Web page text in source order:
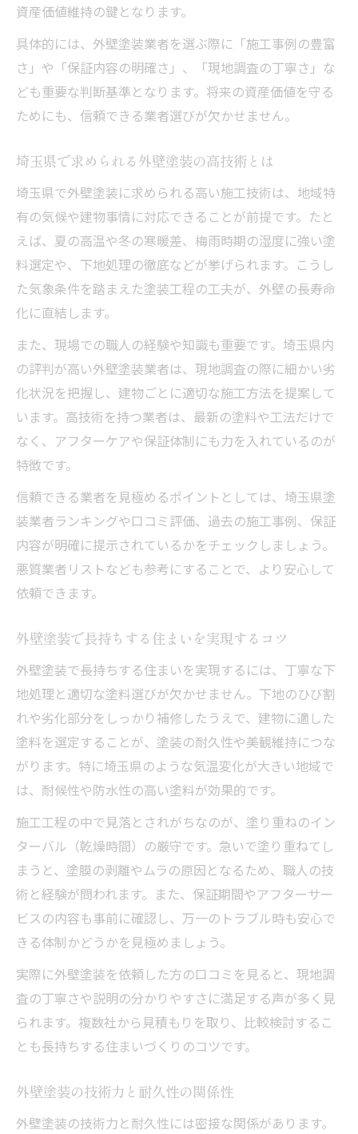
外壁塗装で失敗しないための基準解説
外壁塗装の質を見極めるチェックポイント
施工技術が高い外壁塗装業者の見分け方
アフターケア重視の外壁塗装業者を選ぶ理
由
高い技術が安心へ導く外壁塗装の真実
外壁塗装の高い施工技術がもたらす安心
技術力が信頼につながる外壁塗装の実態
埼玉県で評価される外壁塗装技術の特徴
外壁塗装のアフターフォローと技術力の関
係
口コミから見える外壁塗装技術の信ぴょう
性
信頼できる外壁塗装を見極める視点
外壁塗装の信頼度を高める施工技術の条件
外壁塗装で実績豊富な業者の特徴とは
外壁塗装業者選びで押さえたいチェック項
目
埼玉県の外壁塗装で失敗しない見極め方
資産価値維持の鍵となります。
具体的には、外壁塗装業者を選ぶ際に「施工事例の豊富
さ」や「保証内容の明確さ」、「現地調査の丁寧さ」な
ども重要な判断基準となります。将来の資産価値を守る
ためにも、信頼できる業者選びが欠かせません。
埼玉県で求められる外壁塗装の高技術とは
埼玉県で外壁塗装に求められる高い施工技術は、地域特
有の気候や建物事情に対応できることが前提です。たと
えば、夏の高温や冬の寒暖差、梅雨時期の湿度に強い塗
料選定や、下地処理の徹底などが挙げられます。こうし
た気象条件を踏まえた塗装工程の工夫が、外壁の長寿命
化に直結します。
また、現場での職人の経験や知識も重要です。埼玉県内
の評判が高い外壁塗装業者は、現地調査の際に細かい劣
化状況を把握し、建物ごとに適切な施工方法を提案して
います。高技術を持つ業者は、最新の塗料や工法だけで
なく、アフターケアや保証体制にも力を入れているのが
特徴です。
信頼できる業者を見極めるポイントとしては、埼玉県塗
装業者ランキングや口コミ評価、過去の施工事例、保証
内容が明確に提示されているかをチェックしましょう。
悪質業者リストなども参考にすることで、より安心して
依頼できます。
外壁塗装で長持ちする住まいを実現するコツ
外壁塗装で長持ちする住まいを実現するには、丁寧な下
地処理と適切な塗料選びが欠かせません。下地のひび割
れや劣化部分をしっかり補修したうえで、建物に適した
塗料を選定することが、塗装の耐久性や美観維持につな
がります。特に埼玉県のような気温変化が大きい地域で
は、耐候性や防水性の高い塗料が効果的です。
施工工程の中で見落とされがちなのが、塗り重ねのイン
ターバル（乾燥時間）の厳守です。急いで塗り重ねてし
まうと、塗膜の剥離やムラの原因となるため、職人の技
術と経験が問われます。また、保証期間やアフターサー
ビスの内容も事前に確認し、万一のトラブル時も安心で
きる体制かどうかを見極めましょう。
実際に外壁塗装を依頼した方の口コミを見ると、現地調
査の丁寧さや説明の分かりやすさに満足する声が多く見
られます。複数社から見積もりを取り、比較検討するこ
とも長持ちする住まいづくりのコツです。
外壁塗装の技術力と耐久性の関係性
外壁塗装の技術力と耐久性には密接な関係があります。